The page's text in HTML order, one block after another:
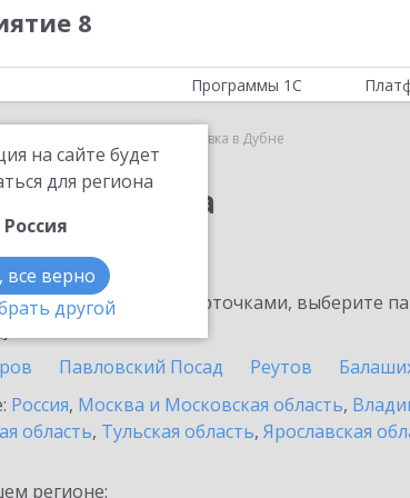
8
на сайте будет
для региона
Россия
все верно
другой
Программы 1С
1С:Доставка в Дубне
1С:Доставка
карточками, выберите
Павловский Посад Реутов
Россия, Москва и Московская область,
область, Тульская область, Ярославская
регионе: